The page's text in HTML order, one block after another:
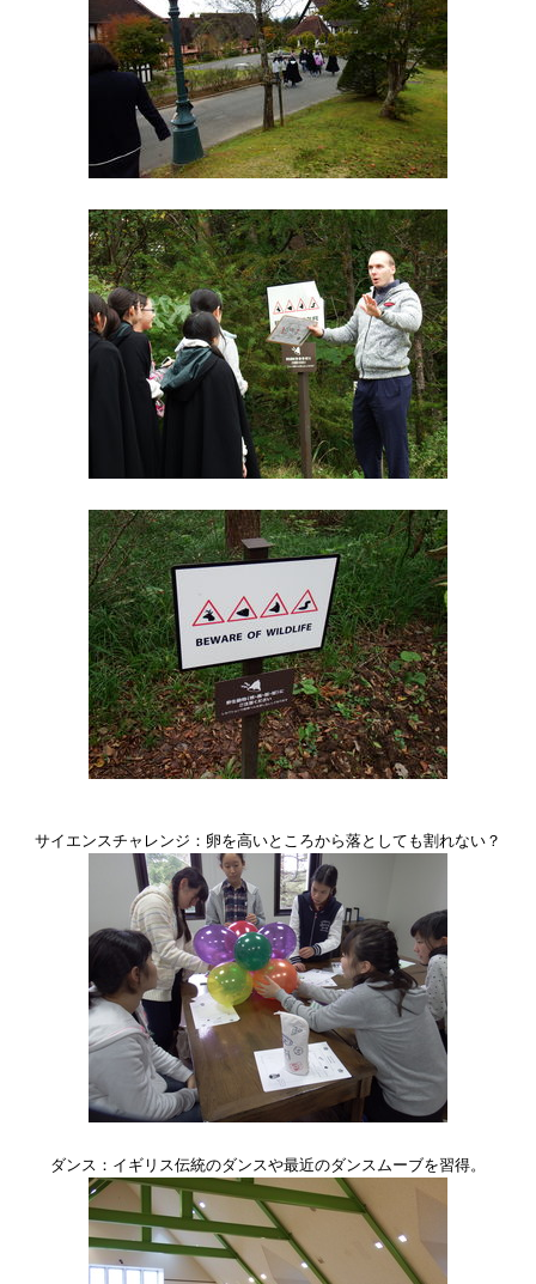
サイエンスチャレンジ：卵を高いところから落としても割れない？
ダンス：イギリス伝統のダンスや最近のダンスムーブを習得。